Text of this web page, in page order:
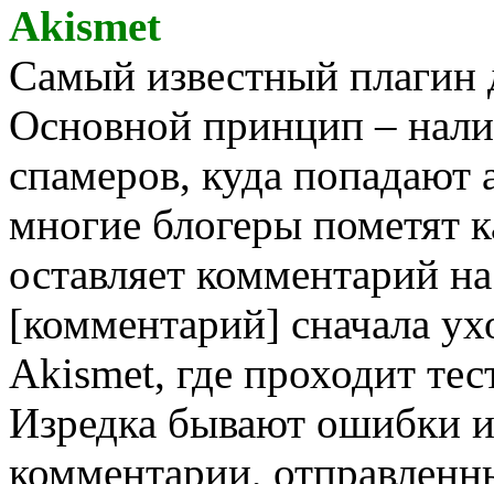
Akismet
Самый известный
Основной принцип –
спамеров, куда попадают
многие блогеры пометят
оставляет комментарий
[комментарий] сначала
Akismet, где проходит
Изредка бывают ошибки и
комментарии,